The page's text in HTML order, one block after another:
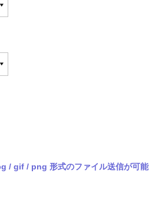
/ gif / png 形式のファイル送信が可能